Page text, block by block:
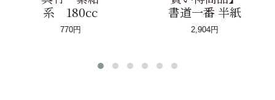
系 180cc
770円
書道一番 半紙
2,904円